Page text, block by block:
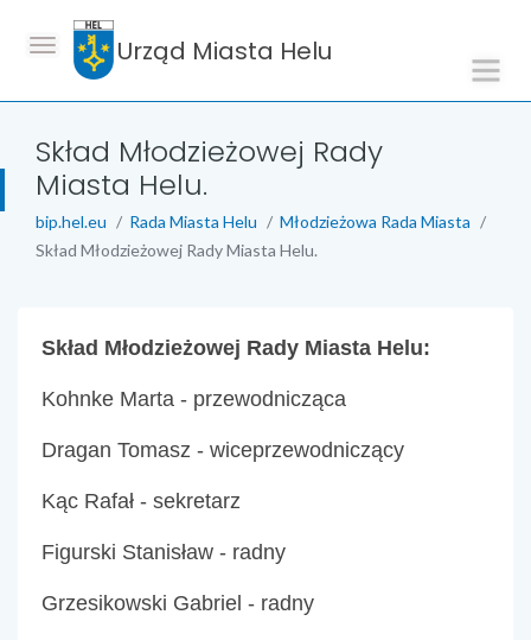
Urząd Miasta Helu
Skład Młodzieżowej Rady
Miasta Helu.
bip.hel.eu Rada Miasta Helu
Młodzieżowa Rada Miasta
Skład Młodzieżowej Rady Miasta Helu.
Skład Młodzieżowej Rady Miasta Helu:
Kohnke Marta - przewodnicząca
Dragan Tomasz - wiceprzewodniczący
Kąc Rafał - sekretarz
Figurski Stanisław - radny
Grzesikowski Gabriel - radny